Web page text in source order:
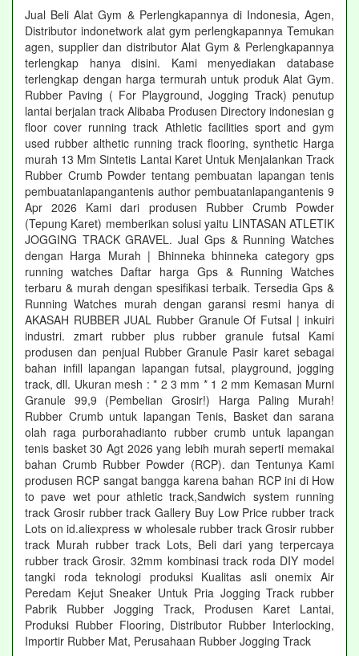
Jual Beli Alat Gym & Perlengkapannya di Indonesia, Agen,
Distributor indonetwork alat gym perlengkapannya Temukan
agen, supplier dan distributor Alat Gym & Perlengkapannya
terlengkap hanya disini. Kami menyediakan database
terlengkap dengan harga termurah untuk produk Alat Gym.
Rubber Paving ( For Playground, Jogging Track) penutup
lantai berjalan track Alibaba Produsen Directory indonesian g
floor cover running track Athletic facilities sport and gym
used rubber althetic running track flooring, synthetic Harga
murah 13 Mm Sintetis Lantai Karet Untuk Menjalankan Track
Rubber Crumb Powder tentang pembuatan lapangan tenis
pembuatanlapangantenis author pembuatanlapangantenis 9
Apr 2026 Kami dari produsen Rubber Crumb Powder
(Tepung Karet) memberikan solusi yaitu LINTASAN ATLETIK
JOGGING TRACK GRAVEL. Jual Gps & Running Watches
dengan Harga Murah | Bhinneka bhinneka category gps
running watches Daftar harga Gps & Running Watches
terbaru & murah dengan spesifikasi terbaik. Tersedia Gps &
Running Watches murah dengan garansi resmi hanya di
AKASAH RUBBER JUAL Rubber Granule Of Futsal | inkuiri
industri. zmart rubber plus rubber granule futsal Kami
produsen dan penjual Rubber Granule Pasir karet sebagai
bahan infill lapangan lapangan futsal, playground, jogging
track, dll. Ukuran mesh : * 2 3 mm * 1 2 mm Kemasan Murni
Granule 99,9 (Pembelian Grosir!) Harga Paling Murah!
Rubber Crumb untuk lapangan Tenis, Basket dan sarana
olah raga purborahadianto rubber crumb untuk lapangan
tenis basket 30 Agt 2026 yang lebih murah seperti memakai
bahan Crumb Rubber Powder (RCP). dan Tentunya Kami
produsen RCP sangat bangga karena bahan RCP ini di How
to pave wet pour athletic track,Sandwich system running
track Grosir rubber track Gallery Buy Low Price rubber track
Lots on id.aliexpress w wholesale rubber track Grosir rubber
track Murah rubber track Lots, Beli dari yang terpercaya
rubber track Grosir. 32mm kombinasi track roda DIY model
tangki roda teknologi produksi Kualitas asli onemix Air
Peredam Kejut Sneaker Untuk Pria Jogging Track rubber
Pabrik Rubber Jogging Track, Produsen Karet Lantai,
Produksi Rubber Flooring, Distributor Rubber Interlocking,
Importir Rubber Mat, Perusahaan Rubber Jogging Track